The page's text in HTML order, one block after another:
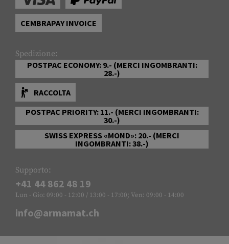
CEMBRAPAY INVOICE
Spedizione:
POSTPAC ECONOMY: 9.- (MERCI INGOMBRANTI:
28.-)
RACCOLTA
POSTPAC PRIORITY: 11.- (MERCI INGOMBRANTI:
30.-)
SWISS EXPRESS «MOND»: 20.- (MERCI
INGOMBRANTI: 38.-)
Supporto:
+41 44 862 48 19
Lun - Gio: 09:00 - 12:00 / 13:00 - 17:00; Ven: 09:00 - 14:00
info@armamat.ch